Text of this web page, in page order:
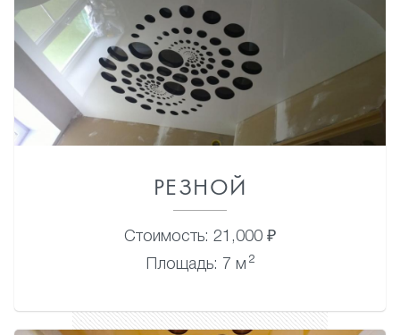
РЕЗНОЙ
Стоимость: 21,000 ₽
Площадь: 7 м 2